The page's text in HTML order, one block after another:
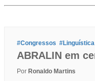
#Congressos #Linguística
ABRALIN em
Por Ronaldo Martins